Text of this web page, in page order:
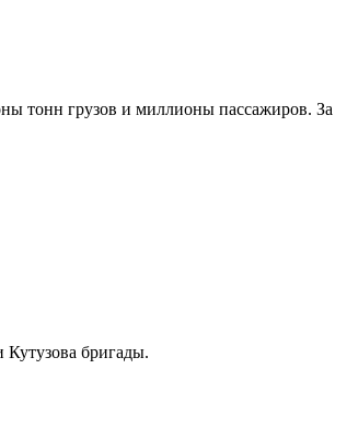
тонн грузов и миллионы пассажиров. За
Кутузова бригады.